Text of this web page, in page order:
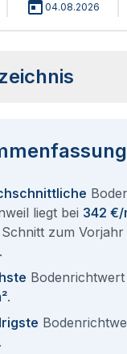
04.08.2026
liegt bei 342 €/
zum Vorjahr
.
Bodenrichtwert
.
.